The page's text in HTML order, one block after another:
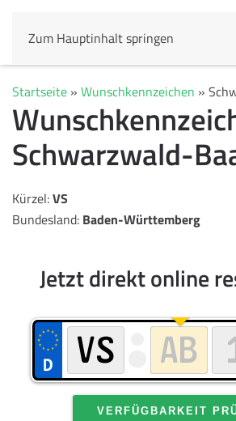
Zum Hauptinhalt springen
Startseite » Wunschkennzeichen »
Schwarzwald-
Kürzel:VS
Bundesland: Baden-Württemberg
Jetzt direkt online
VERFÜGBARKEIT